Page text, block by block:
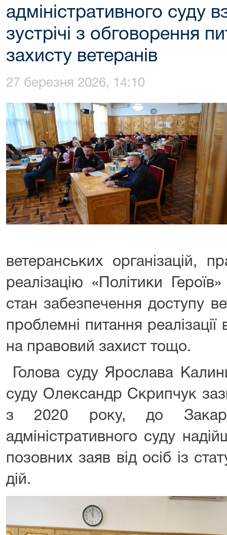
адміністративного суду
зустрічі з обговорення
захисту ветеранів
27 березня 2026, 14:10
ветеранських
реалізацію «Політики
стан забезпечення доступу
проблемні питання
на правовий захист тощо.
Голова суду Ярослава
суду Олександр Скрипчук
з 2020 року, до
адміністративного суду
позовних заяв від осіб із
дій.